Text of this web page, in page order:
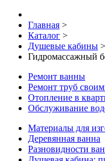
Главная >
Каталог >
Душевые кабины >
Гидромассажный
Ремонт ванны
Ремонт труб
Отопление в
Обслуживание
Материалы для
Деревянная ванна
Разновидности